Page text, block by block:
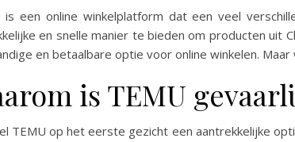
is een online winkelplatform dat een veel
en snelle manier te bieden om producten uit
en betaalbare optie voor online winkelen. Maar
is TEMU
TEMU op het eerste gezicht een aantrekkelijke